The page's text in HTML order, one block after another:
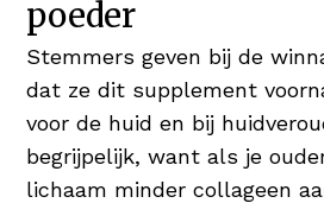
vol & glanzend haar 😉
Koper voor Pigmentatie
Koper is een nuttig
positief resultaat op huid
bevordert de normale
poeder
Stemmers geven bij de
dat ze dit supplement
voor de huid en bij
begrijpelijk, want als je
lichaam minder collageen